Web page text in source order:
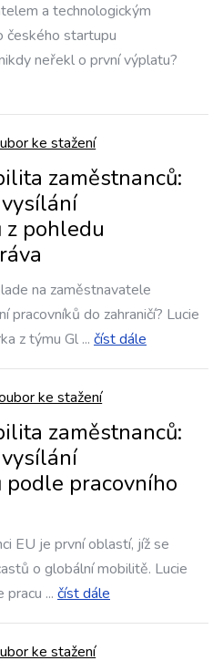
a technologickým
českého startupu
neřekl o první výplatu?
ke stažení
zaměstnanců:
z pohledu
na zaměstnavatele
pracovníků do zahraničí? Lucie
z týmu Gl ... číst dále
ke stažení
zaměstnanců:
podle pracovního
EU je první oblastí, jíž se
o globální mobilitě. Lucie
pracu ... číst dále
ke stažení